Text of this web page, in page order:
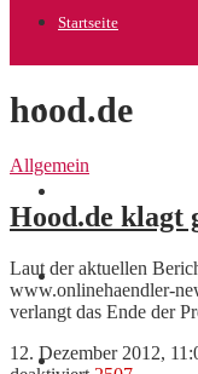
Startseite
Allgemein
News
Finanzen
hood.de
Allgemein
Hood.de klagt
Laut der aktuellen
www.onlinehaendler-
verlangt das Ende der
12. Dezember 2012,